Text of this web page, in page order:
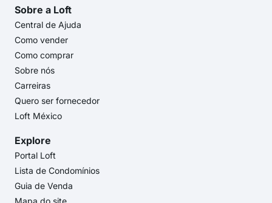
Sobre a Loft
Central de Ajuda
Como vender
Como comprar
Sobre nós
Carreiras
Quero ser fornecedor
Loft México
Explore
Portal Loft
Lista de Condomínios
Guia de Venda
Mapa do site